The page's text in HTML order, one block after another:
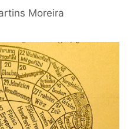
Moreira